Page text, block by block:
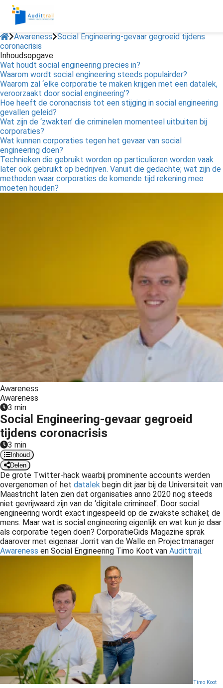
Awareness Social Engineering-gevaar gegroeid tijdens
coronacrisis
Inhoudsopgave
Wat houdt social engineering precies in?
Waarom wordt social engineering steeds populairder?
Waarom zal ‘elke corporatie te maken krijgen met een datalek,
veroorzaakt door social engineering’?
Hoe heeft de coronacrisis tot een stijging in social engineering
gevallen geleid?
Wat zijn de ‘zwakten’ die criminelen momenteel uitbuiten bij
corporaties?
Wat kunnen corporaties tegen het gevaar van social
engineering doen?
Technieken die gebruikt worden op particulieren worden vaak
later ook gebruikt op bedrijven. Vanuit die gedachte; wat zijn de
methoden waar corporaties de komende tijd rekening mee
moeten houden?
Awareness
Awareness
3 min
Social Engineering-gevaar gegroeid
tijdens coronacrisis
3 min
Inhoud
Delen
De grote Twitter-hack waarbij prominente accounts werden
overgenomen of het datalek begin dit jaar bij de Universiteit van
Maastricht laten zien dat organisaties anno 2020 nog steeds
niet gevrijwaard zijn van de ‘digitale crimineel’. Door social
engineering wordt exact ingespeeld op de zwakste schakel; de
mens. Maar wat is social engineering eigenlijk en wat kun je daar
als corporatie tegen doen? CorporatieGids Magazine sprak
daarover met eigenaar Jorrit van de Walle en Projectmanager
Awareness en Social Engineering Timo Koot van Audittrail.
Timo Koot